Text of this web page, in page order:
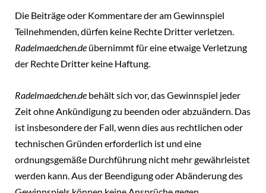
Die Beiträge oder Kommentare der am Gewinnspiel
Teilnehmenden, dürfen keine Rechte Dritter verletzen.
Radelmaedchen.de übernimmt für eine etwaige Verletzung
der Rechte Dritter keine Haftung.
Radelmaedchen.de behält sich vor, das Gewinnspiel jeder
Zeit ohne Ankündigung zu beenden oder abzuändern. Das
ist insbesondere der Fall, wenn dies aus rechtlichen oder
technischen Gründen erforderlich ist und eine
ordnungsgemäße Durchführung nicht mehr gewährleistet
werden kann. Aus der Beendigung oder Abänderung des